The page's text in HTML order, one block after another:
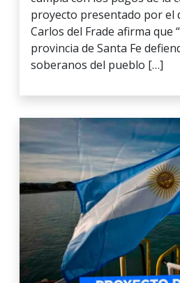
proyecto presentado por el
Carlos del Frade afirma que
provincia de Santa Fe
soberanos del pueblo […]